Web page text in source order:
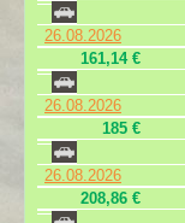
26.08.2026
161,14 €
26.08.2026
185 €
26.08.2026
208,86 €